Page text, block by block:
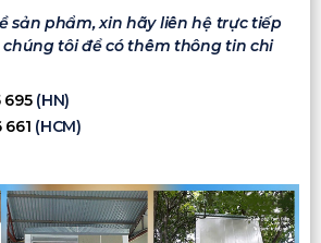
sản phẩm, xin hãy liên hệ trực tiếp
chúng tôi để có thêm thông tin chi
695(HN)
(HCM)